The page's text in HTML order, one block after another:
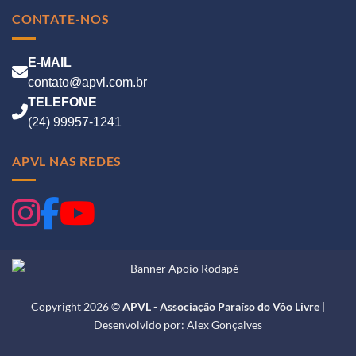
CONTATE-NOS
E-MAIL
contato@apvl.com.br
TELEFONE
(24) 99957-1241
APVL NAS REDES
Copyright 2026 ©APVL - Associação Paraíso do Vôo Livre |
Desenvolvido por: Alex Gonçalves